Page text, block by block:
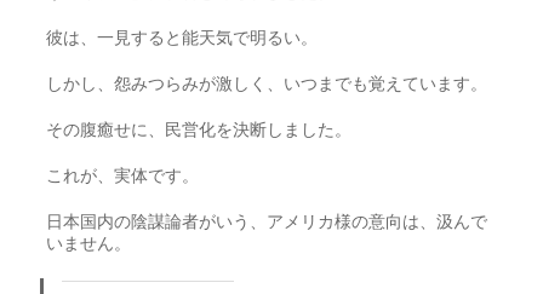
彼は、一見すると能天気で明るい。
しかし、怨みつらみが激しく、いつまでも覚えています。
その腹癒せに、民営化を決断しました。
これが、実体です。
日本国内の陰謀論者がいう、アメリカ様の意向は、汲んで
いません。